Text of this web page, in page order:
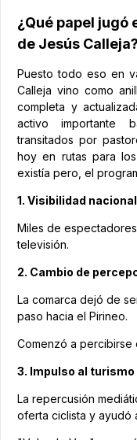
¿Qué papel jugó
de Jesús Calleja?
Puesto todo eso en
Calleja vino como
completa y
activo importante
transitados por
hoy en rutas para
existía pero, el
1. Visibilidad nacional
Miles de
televisión.
2. Cambio de
La comarca dejó de
paso hacia el Pirineo.
Comenzó a percibirse
3. Impulso al
La repercusión
oferta ciclista y ayudó